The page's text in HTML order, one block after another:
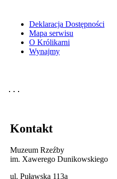
Deklaracja Dostępności
Mapa serwisu
O Królikarni
Wynajmy
Kontakt
Muzeum Rzeźby
im. Xawerego Dunikowskiego
ul. Puławska 113a